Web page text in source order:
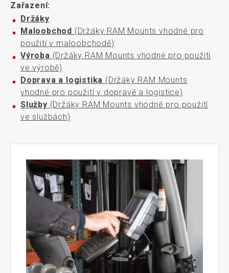
Zařazení:
Držáky
Maloobchod (Držáky RAM Mounts vhodné pro
použití v maloobchodě)
Výroba (Držáky RAM Mounts vhodné pro použití
ve výrobě)
Doprava a logistika (Držáky RAM Mounts
vhodné pro použití v dopravě a logistice)
Služby (Držáky RAM Mounts vhodné pro použití
ve službách)